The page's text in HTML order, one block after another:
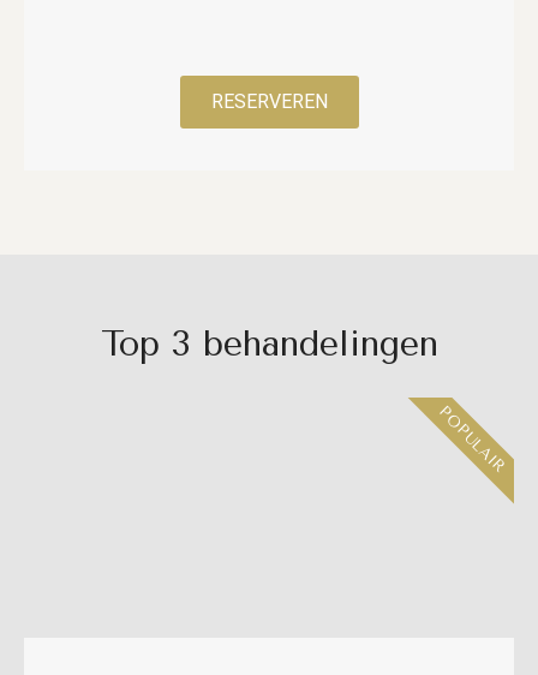
RESERVEREN
Top 3 behandelingen
POPULAIR